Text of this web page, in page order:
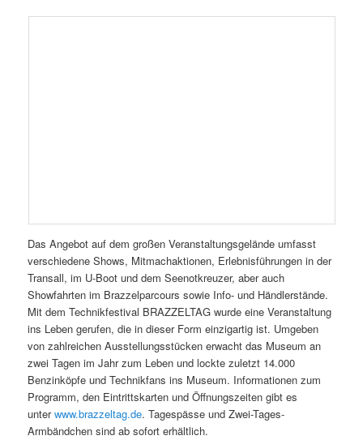
Das Angebot auf dem großen Veranstaltungsgelände umfasst
verschiedene Shows, Mitmachaktionen, Erlebnisführungen in der
Transall, im U-Boot und dem Seenotkreuzer, aber auch
Showfahrten im Brazzelparcours sowie Info- und Händlerstände.
Mit dem Technikfestival BRAZZELTAG wurde eine Veranstaltung
ins Leben gerufen, die in dieser Form einzigartig ist. Umgeben
von zahlreichen Ausstellungsstücken erwacht das Museum an
zwei Tagen im Jahr zum Leben und lockte zuletzt 14.000
Benzinköpfe und Technikfans ins Museum. Informationen zum
Programm, den Eintrittskarten und Öffnungszeiten gibt es
unterwww.brazzeltag.de. Tagespässe und Zwei-Tages-
Armbändchen sind ab sofort erhältlich.